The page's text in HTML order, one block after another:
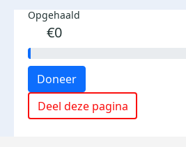
Opgehaald
€0
Doneer
Deel deze pagina